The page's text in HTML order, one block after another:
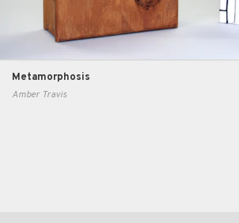
Metamorphosis
Amber Travis